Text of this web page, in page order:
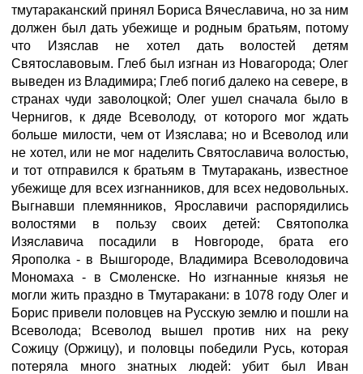
тмутараканский принял Бориса Вячеславича, но за ним
должен был дать убежище и родным братьям, потому
что Изяслав не хотел дать волостей детям
Святославовым. Глеб был изгнан из Новагорода; Олег
выведен из Владимира; Глеб погиб далеко на севере, в
странах чуди заволоцкой; Олег ушел сначала было в
Чернигов, к дяде Всеволоду, от которого мог ждать
больше милости, чем от Изяслава; но и Всеволод или
не хотел, или не мог наделить Святославича волостью,
и тот отправился к братьям в Тмутаракань, известное
убежище для всех изгнанников, для всех недовольных.
Выгнавши племянников, Ярославичи распорядились
волостями в пользу своих детей: Святополка
Изяславича посадили в Новгороде, брата его
Ярополка - в Вышгороде, Владимира Всеволодовича
Мономаха - в Смоленске. Но изгнанные князья не
могли жить праздно в Тмутаракани: в 1078 году Олег и
Борис привели половцев на Русскую землю и пошли на
Всеволода; Всеволод вышел против них на реку
Сожицу (Оржицу), и половцы победили Русь, которая
потеряла много знатных людей: убит был Иван